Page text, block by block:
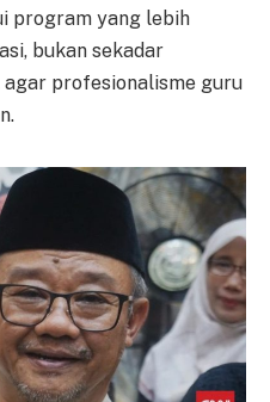
program yang lebih
bukan sekadar
agar profesionalisme guru